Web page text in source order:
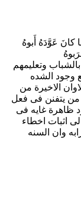
أَبوهُ
وتعليمهم
الشده
من
فى فعل
غايه فى
اخطاء
السنه